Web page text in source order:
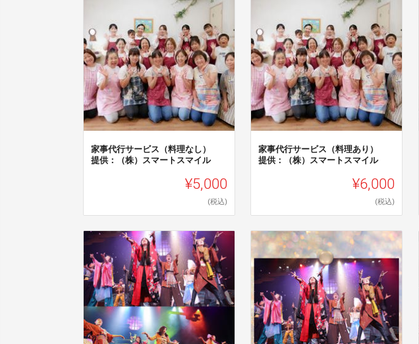
家事代行サービス（料理なし）
提供：（株）スマートスマイル
¥5,000
(税込)
家事代行サービス（料理あり）
提供：（株）スマートスマイル
¥6,000
(税込)